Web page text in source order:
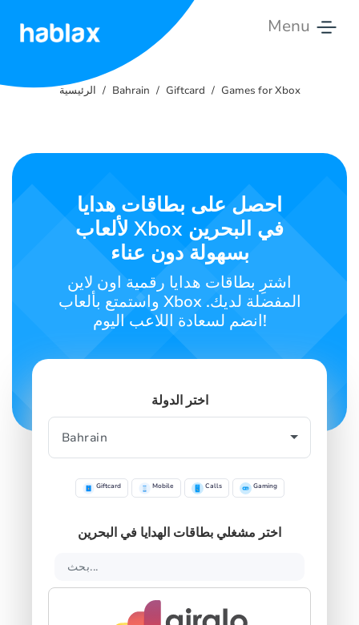
Menu
الأسعار
اتصل
SIGN UP
الرئيسية Bahrain Giftcard Games for Xbox
احصل على بطاقات هدايا
لألعاب Xbox في البحرين
بسهولة دون عناء
اشترِ بطاقات هدايا رقمية اون لاين
واستمتع بألعاب Xbox المفضلة لديك.
انضم لسعادة اللاعب اليوم!
اختر الدولة
Giftcard Mobile Calls Gaming
اختر مشغلي بطاقات الهدايا في البحرين